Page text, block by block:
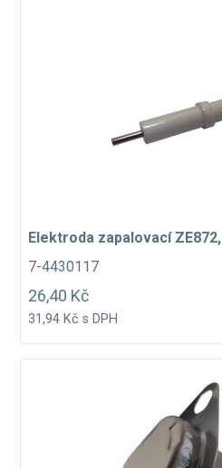
Elektroda zapalovací
7-4430117
26,40 Kč
31,94 Kč s DPH